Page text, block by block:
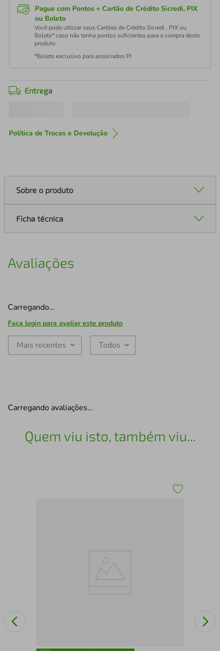
Pague com Pontos + Cartão de Crédito Sicredi, PIX
ou Boleto
Você pode utilizar seus Cartões de Crédito Sicredi , PIX ou
Boleto* caso não tenha pontos suficientes para a compra deste
produto.
*Boleto exclusivo para associados PJ
Entrega
Política de Trocas e Devolução
Sobre o produto
Ficha técnica
Avaliações
Carregando…
Faça login para avaliar este produto
Mais recentes Todos
Carregando avaliações…
Quem viu isto, também viu...